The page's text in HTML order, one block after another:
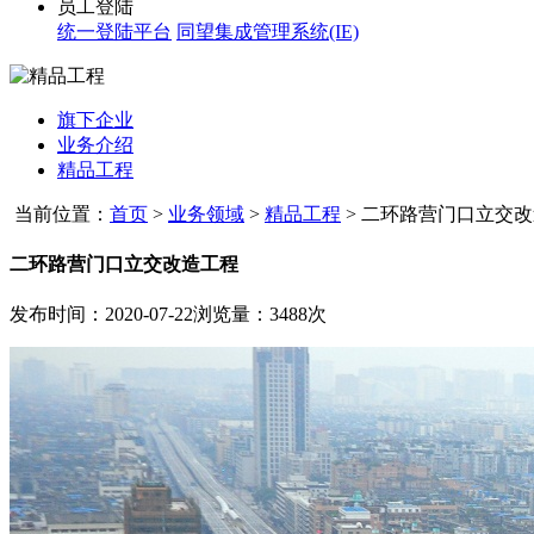
员工登陆
统一登陆平台 同望集成管理系统(IE)
旗下企业
业务介绍
精品工程
当前位置： 首页 > 业务领域 > 精品工程 > 二环路营门口立交
二环路营门口立交改造工程
发布时间：2020-07-22浏览量：3488次